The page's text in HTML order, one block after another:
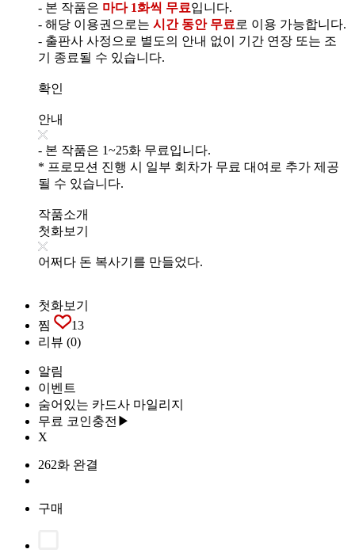
- 본 작품은 마다 1화씩 무료입니다.
- 해당 이용권으로는 시간 동안 무료 로 이용 가능합니다.
- 출판사 사정으로 별도의 안내 없이 기간 연장 또는 조
기 종료될 수 있습니다.
확인
안내
- 본 작품은 1~25화 무료입니다.
* 프로모션 진행 시 일부 회차가 무료 대여로 추가 제공
될 수 있습니다.
작품소개
첫화보기
어쩌다 돈 복사기를 만들었다.
첫화보기
찜
13
리뷰 (0)
알림
이벤트
숨어있는 카드사 마일리지
무료 코인충전▶
X
262화 완결
구매